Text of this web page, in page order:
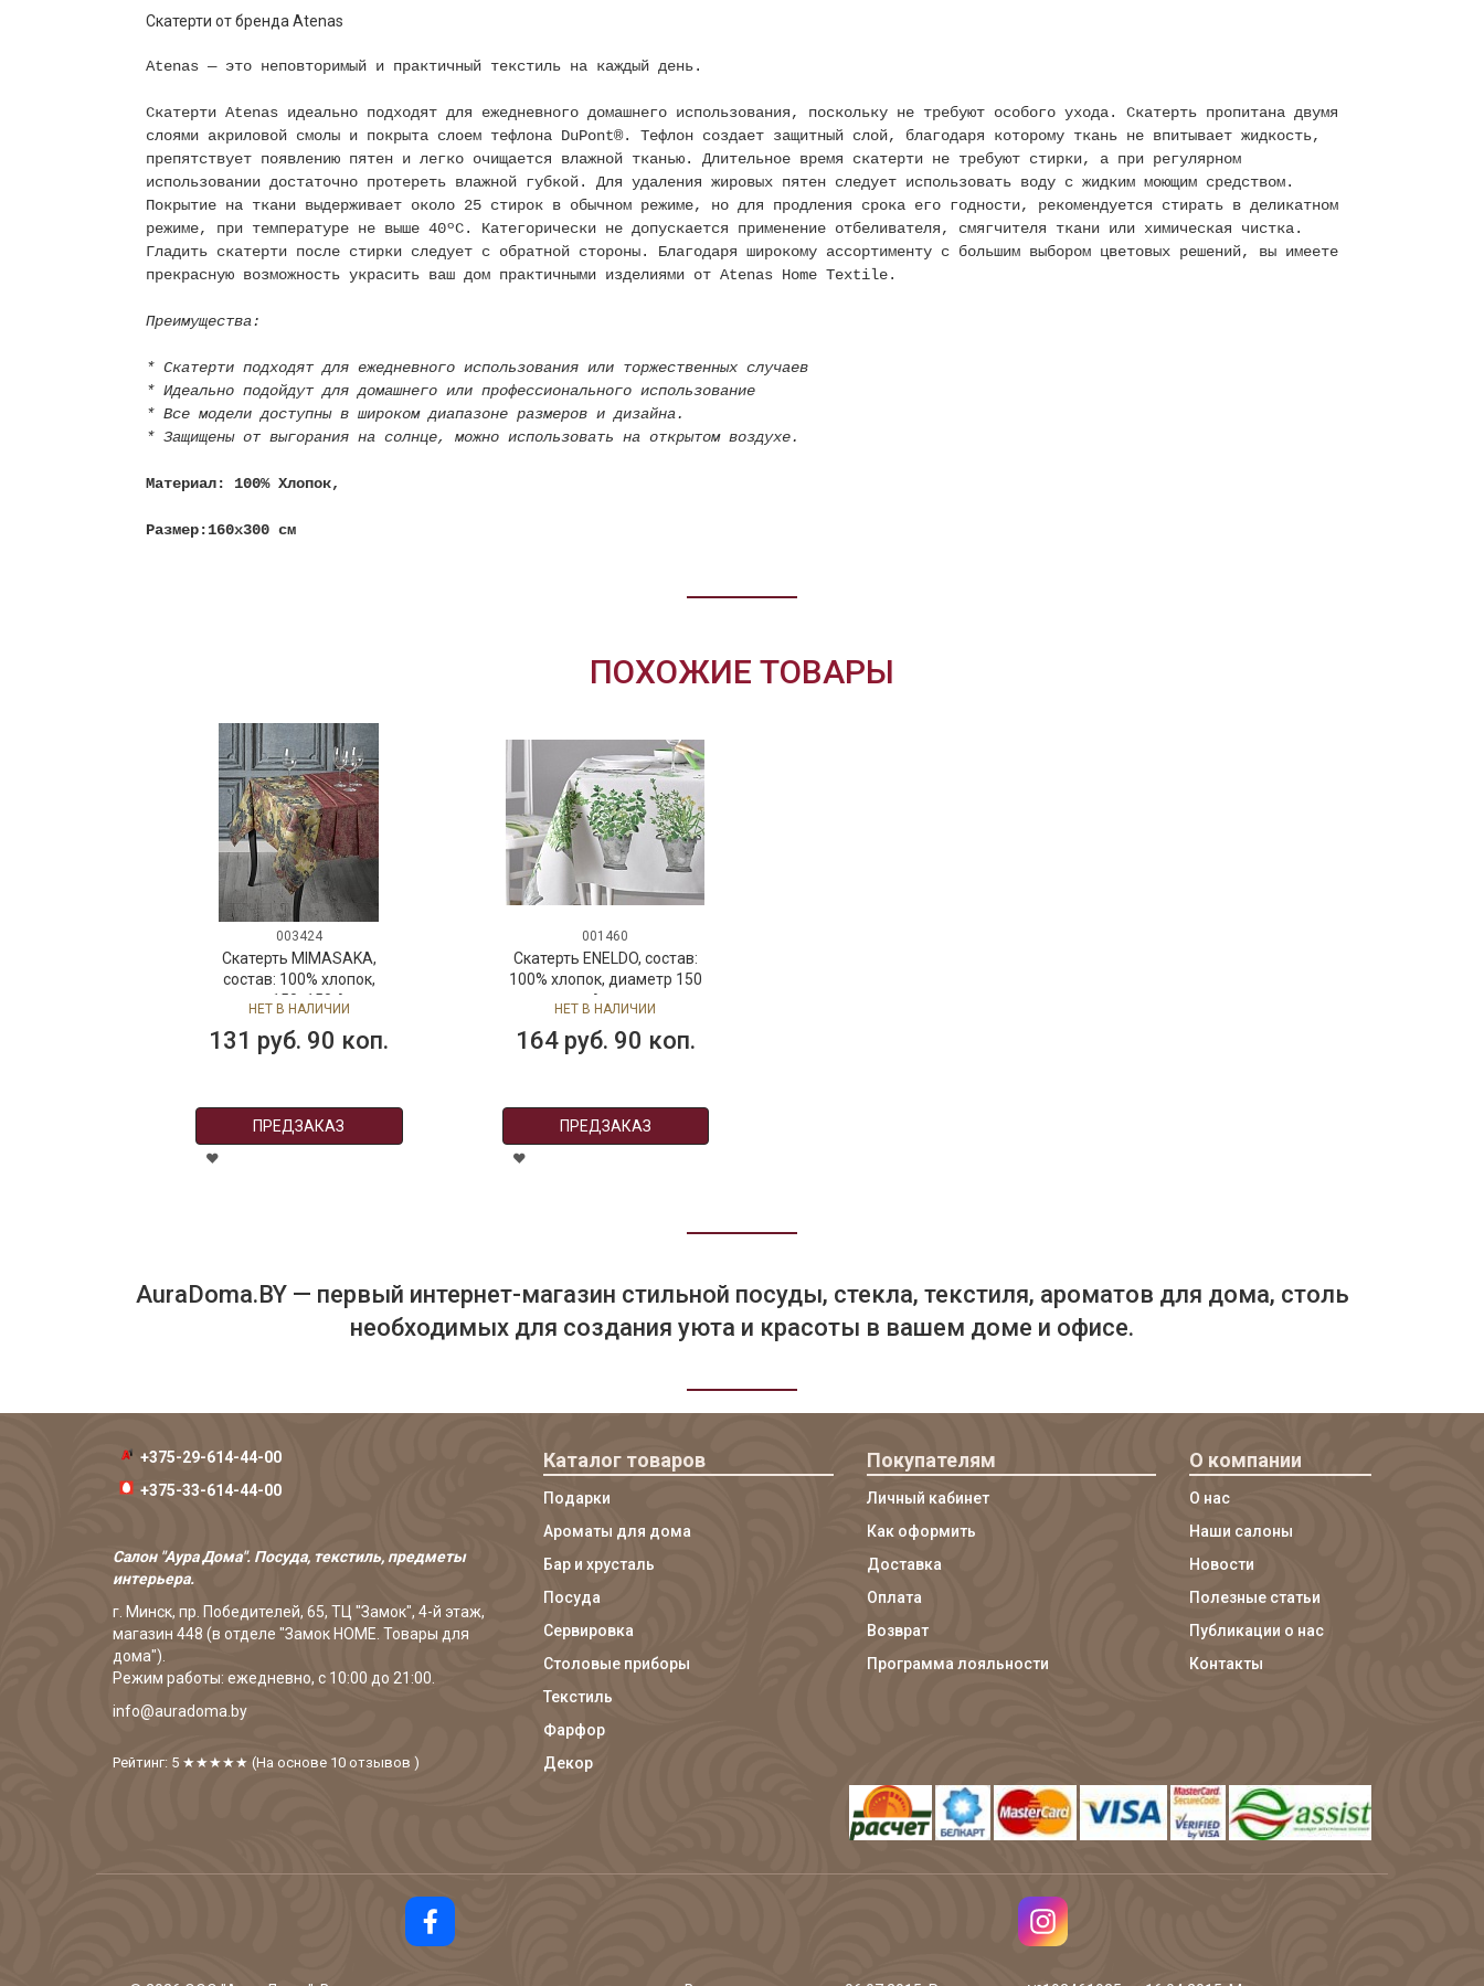
Скатерти от бренда Atenas
Atenas — это неповторимый и практичный текстиль на каждый день.
Скатерти Atenas идеально подходят для ежедневного домашнего использования, поскольку не требуют особого ухода. Скатерть пропитана двумя
слоями акриловой смолы и покрыта слоем тефлона DuPont®. Тефлон создает защитный слой, благодаря которому ткань не впитывает жидкость,
препятствует появлению пятен и легко очищается влажной тканью. Длительное время скатерти не требуют стирки, а при регулярном
использовании достаточно протереть влажной губкой. Для удаления жировых пятен следует использовать воду с жидким моющим средством.
Покрытие на ткани выдерживает около 25 стирок в обычном режиме, но для продления срока его годности, рекомендуется стирать в деликатном
режиме, при температуре не выше 40ºC. Категорически не допускается применение отбеливателя, смягчителя ткани или химическая чистка.
Гладить скатерти после стирки следует с обратной стороны. Благодаря широкому ассортименту с большим выбором цветовых решений, вы имеете
прекрасную возможность украсить ваш дом практичными изделиями от Atenas Home Textile.
Преимущества:
* Скатерти подходят для ежедневного использования или торжественных случаев
* Идеально подойдут для домашнего или профессионального использование
* Все модели доступны в широком диапазоне размеров и дизайна.
* Защищены от выгорания на солнце, можно использовать на открытом воздухе.
Материал: 100% Хлопок,
Размер:160х300 см
ПОХОЖИЕ ТОВАРЫ
003424
Скатерть MIMASAKA,
состав: 100% хлопок,
размер: 150х150,Atenas
НЕТ В НАЛИЧИИ
131 руб. 90 коп.
ПРЕДЗАКАЗ
001460
Скатерть ENELDO, состав:
100% хлопок, диаметр 150
см,Atenas
НЕТ В НАЛИЧИИ
164 руб. 90 коп.
ПРЕДЗАКАЗ
AuraDoma.BY — первый интернет-магазин стильной посуды, стекла, текстиля, ароматов для дома, столь
необходимых для создания уюта и красоты в вашем доме и офисе.
+375-29-614-44-00
+375-33-614-44-00
Салон "Аура Дома". Посуда, текстиль, предметы
интерьера.
г. Минск, пр. Победителей, 65, ТЦ "Замок", 4-й этаж,
магазин 448 (в отделе "Замок HOME. Товары для
дома").
Режим работы: ежедневно, с 10:00 до 21:00.
info@auradoma.by
Рейтинг: 5 ★★★★★ (На основе 10 отзывов )
Каталог товаров
Подарки
Ароматы для дома
Бар и хрусталь
Посуда
Сервировка
Столовые приборы
Текстиль
Фарфор
Декор
Покупателям
Личный кабинет
Как оформить
Доставка
Оплата
Возврат
Программа лояльности
О компании
О нас
Наши салоны
Новости
Полезные статьи
Публикации о нас
Контакты